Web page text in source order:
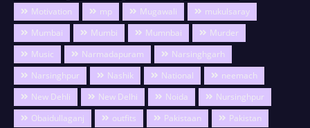
Motivation
mp Mugawali
mukulsaray
Mumbai
Mumbi Mumnbai
Murder
Music
Narmadapuram
Narsinghgarh
Narsinghpur
Nashik National
neemach
New Dehli
New Delhi Noida
Nursinghpur
Obaidullaganj
outfits Pakistaan
Pakistan